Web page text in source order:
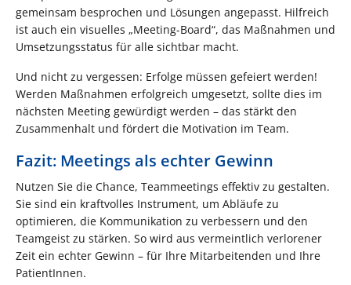
gemeinsam besprochen und Lösungen angepasst. Hilfreich
ist auch ein visuelles „Meeting-Board“, das Maßnahmen und
Umsetzungsstatus für alle sichtbar macht.
Und nicht zu vergessen: Erfolge müssen gefeiert werden!
Werden Maßnahmen erfolgreich umgesetzt, sollte dies im
nächsten Meeting gewürdigt werden – das stärkt den
Zusammenhalt und fördert die Motivation im Team.
Fazit: Meetings als echter Gewinn
Nutzen Sie die Chance, Teammeetings effektiv zu gestalten.
Sie sind ein kraftvolles Instrument, um Abläufe zu
optimieren, die Kommunikation zu verbessern und den
Teamgeist zu stärken. So wird aus vermeintlich verlorener
Zeit ein echter Gewinn – für Ihre Mitarbeitenden und Ihre
PatientInnen.